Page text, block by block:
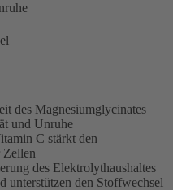
des Magnesiumglycinates
und Unruhe
C stärkt den
Zellen
des Elektrolythaushaltes
unterstützen den Stoffwechsel